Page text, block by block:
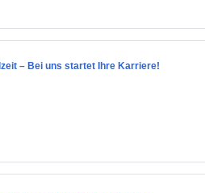
– Bei uns startet Ihre Karriere!